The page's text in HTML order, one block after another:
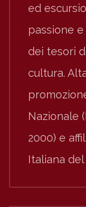
ed
passione
dei tesori
cultura.
Nazionale
2000) e
Italiana